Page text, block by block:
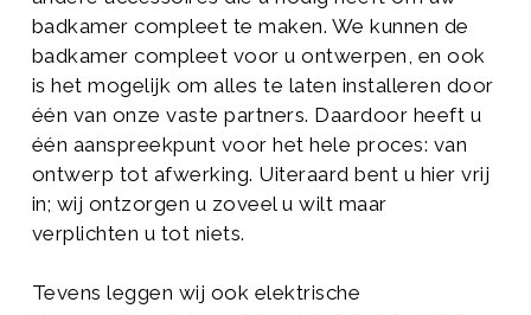
badkamer compleet te maken. We kunnen de
badkamer compleet voor u ontwerpen, en ook
is het mogelijk om alles te laten installeren door
één van onze vaste partners. Daardoor heeft u
één aanspreekpunt voor het hele proces: van
ontwerp tot afwerking. Uiteraard bent u hier vrij
in; wij ontzorgen u zoveel u wilt maar
verplichten u tot niets.
Tevens leggen wij ook elektrische